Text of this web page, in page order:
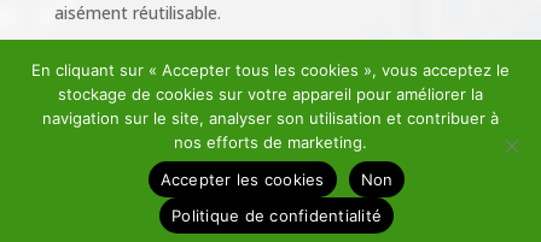
aisément réutilisable.
Politique de confidentialite Mentions legales
© Copyright 2020 DIGITAL PLAY MARKET
En cliquant sur « Accepter tous les cookies », vous acceptez le
stockage de cookies sur votre appareil pour améliorer la
navigation sur le site, analyser son utilisation et contribuer à
nos efforts de marketing.
Accepter les cookies
Non
Politique de confidentialité